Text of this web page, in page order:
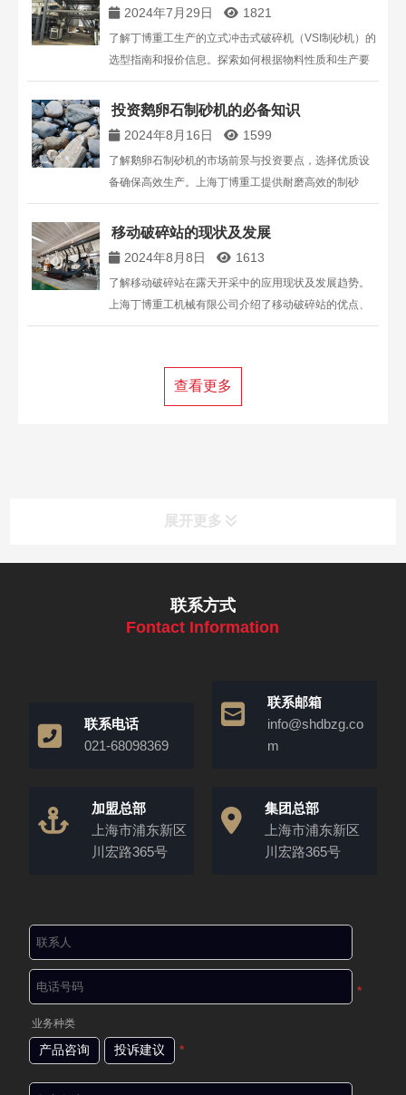
2024年7月29日 1821
了解丁博重工生产的立式冲击式破碎机（VSI制砂机）的
选型指南和报价信息。探索如何根据物料性质和生产要
求选择合适型号，并获取详细的价格分析。欢迎咨询，
了解更多设备信息和解决方案。
投资鹅卵石制砂机的必备知识
2024年8月16日 1599
了解鹅卵石制砂机的市场前景与投资要点，选择优质设
备确保高效生产。上海丁博重工提供耐磨高效的制砂
机，助力砂石骨料生产。
移动破碎站的现状及发展
2024年8月8日 1613
了解移动破碎站在露天开采中的应用现状及发展趋势。
上海丁博重工机械有限公司介绍了移动破碎站的优点、
核心设备及其在半连续开采工艺中的重要性。联系电
查看更多
展开更多
联系方式
Fontact Information
联系电话
021-68098369
联系邮箱
info@shdbzg.co
m
加盟总部
上海市浦东新区
川宏路365号
集团总部
上海市浦东新区
川宏路365号
*
业务种类
产品咨询 投诉建议 *